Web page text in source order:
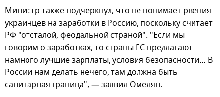
Министр также подчеркнул, что не понимает рвения
украинцев на заработки в Россию, поскольку считает
РФ "отсталой, феодальной страной". "Если мы
говорим о заработках, то страны ЕС предлагают
намного лучшие зарплаты, условия безопасности… В
России нам делать нечего, там должна быть
санитарная граница", — заявил Омелян.